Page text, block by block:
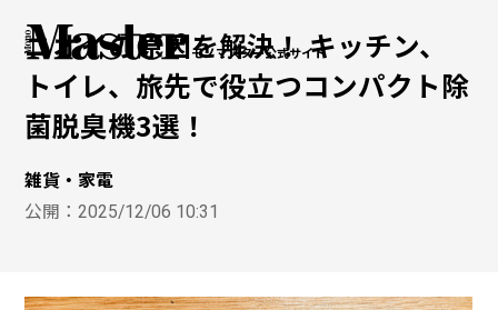
モノマスター公式サイト
ニオイの原因を解決！ キッチン、
トイレ、旅先で役立つコンパクト除
菌脱臭機3選！
雑貨・家電
公開：2025/12/06 10:31